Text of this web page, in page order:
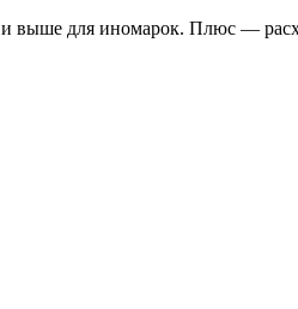
и выше для иномарок. Плюс —